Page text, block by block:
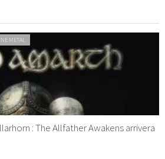
METAL
: The Allfather Awakens arrivera